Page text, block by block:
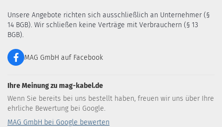
Unsere Angebote richten sich ausschließlich an Unternehmer (§
14 BGB). Wir schließen keine Verträge mit Verbrauchern (§ 13
BGB).
MAG GmbH auf Facebook
Ihre Meinung zu mag-kabel.de
Wenn Sie bereits bei uns bestellt haben, freuen wir uns über Ihre
ehrliche Bewertung bei Google.
MAG GmbH bei Google bewerten